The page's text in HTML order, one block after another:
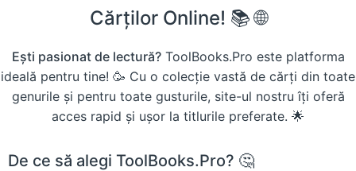
Cărților Online! 📚 🌐
Ești pasionat de lectură?ToolBooks.Pro este platforma
ideală pentru tine! 🥳 Cu o colecție vastă de cărți din toate
genurile și pentru toate gusturile, site-ul nostru îți oferă
acces rapid și ușor la titlurile preferate. 🌟
De ce să alegi ToolBooks.Pro? 🤔